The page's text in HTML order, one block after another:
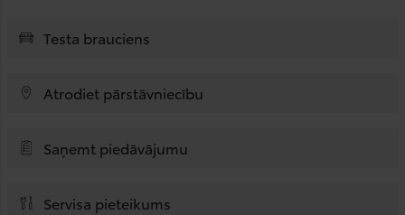
Testa brauciens
Atrodiet pārstāvniecību
Saņemt piedāvājumu
Servisa pieteikums